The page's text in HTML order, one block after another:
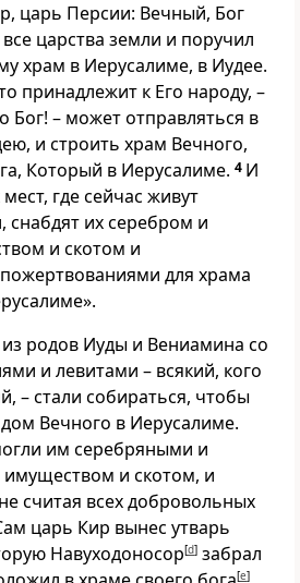
царь Персии: Вечный, Бог
царства земли и поручил
храм в Иерусалиме, в Иудее.
принадлежит к Его народу, –
Бог! – может отправляться в
и строить храм Вечного,
Который в Иерусалиме. 4 И
где сейчас живут
снабдят их серебром и
и скотом и
для храма
родов Иуды и Вениамина со
и левитами – всякий, кого
– стали собираться, чтобы
Вечного в Иерусалиме.
им серебряными и
и скотом, и
считая всех добровольных
царь Кир вынес утварь
Навуходоносор[d] забрал
[e]